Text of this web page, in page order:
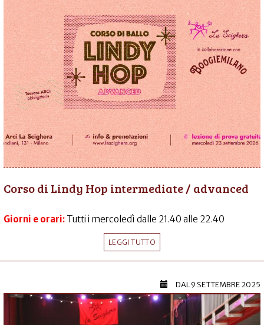
Corso di Lindy Hop intermediate / advanced
Giorni e orari: Tutti i mercoledì dalle 21.40 alle 22.40
LEGGI TUTTO
DAL9 SETTEMBRE 2025